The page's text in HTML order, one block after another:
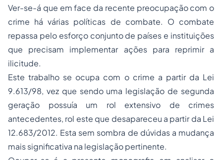
Ver-se-á que em face da recente preocupação com o
crime há várias políticas de combate. O combate
repassa pelo esforço conjunto de países e instituições
que precisam implementar ações para reprimir a
ilicitude.
Este trabalho se ocupa com o crime a partir da Lei
9.613/98, vez que sendo uma legislação de segunda
geração possuía um rol extensivo de crimes
antecedentes, rol este que desapareceu a partir da Lei
12.683/2012. Esta sem sombra de dúvidas a mudança
mais significativa na legislação pertinente.